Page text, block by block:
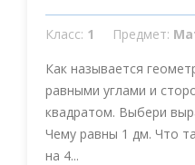
Класс: 1 Предмет:
Как называется
равными углами и
квадратом. Выбери
Чему равны 1 дм. Что
на 4...